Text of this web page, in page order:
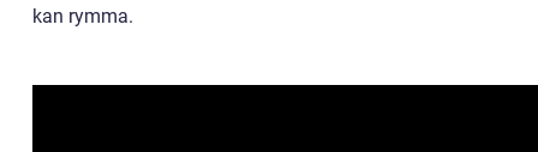
kan rymma.